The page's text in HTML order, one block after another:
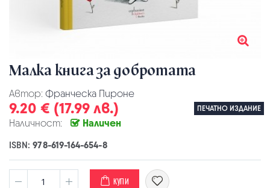
Малка книга за добротата
Автор: Франческа Пироне
9.20 € (17.99 лв.) ПЕЧАТНО ИЗДАНИЕ
Наличност: Наличен
ISBN:978-619-164-654-8
КУПИ